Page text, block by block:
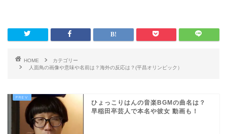
HOME
カテゴリー
人面鳥の画像や意味や名前は？海外の反応は？(平昌オリンピック）
ひょっこりはんの音楽BGMの曲名は？
早稲田卒芸人で本名や彼女 動画も！